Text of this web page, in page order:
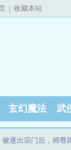
收藏本站
玄幻魔法 武
被逐出宗门后，师尊